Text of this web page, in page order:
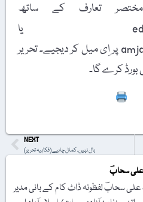
تعارف کے ساتھ
editorlafzuna@gmail.com یا
amjadalisahaab@gmail.com پر اِی میل کر دیجیے۔ تحریر
بورڈ کرے گا۔
NEXT
بال نہیں، کمال چاہیے (فکاہیہ تحریر)
علی سحابؔ
علی سحابؔ لفظونہ ڈاٹ کام کے بانی مدیر